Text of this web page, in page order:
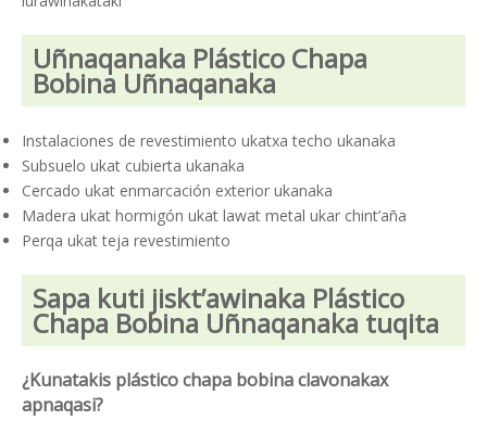
Uñnaqanaka Plástico Chapa
Bobina Uñnaqanaka
Instalaciones de revestimiento ukatxa techo ukanaka
Subsuelo ukat cubierta ukanaka
Cercado ukat enmarcación exterior ukanaka
Madera ukat hormigón ukat lawat metal ukar chint’aña
Perqa ukat teja revestimiento
Sapa kuti jiskt’awinaka Plástico
Chapa Bobina Uñnaqanaka tuqita
¿Kunatakis plástico chapa bobina clavonakax
apnaqasi?